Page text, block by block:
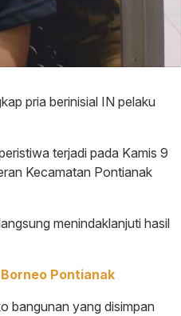
pria berinisial IN pelaku
terjadi pada Kamis 9
Kecamatan Pontianak
menindaklanjuti hasil
Pontianak
bangunan yang disimpan